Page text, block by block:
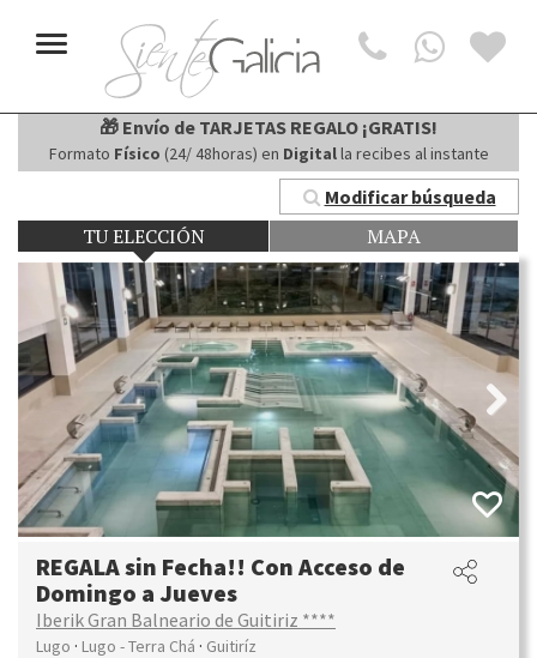
Toggle
navigation
🎁 Envío de TARJETAS REGALO ¡GRATIS!
Formato Físico (24/ 48horas) en Digitalla recibes al instante
Modificar búsqueda
TU ELECCIÓN MAPA
Next
REGALA sin Fecha!! Con Acceso de
Domingo a Jueves
Iberik Gran Balneario de Guitiriz ****
Lugo · Lugo - Terra Chá · Guitiríz